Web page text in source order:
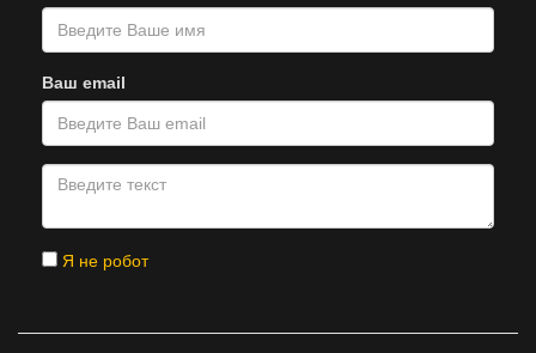
Ваш email
Я не робот